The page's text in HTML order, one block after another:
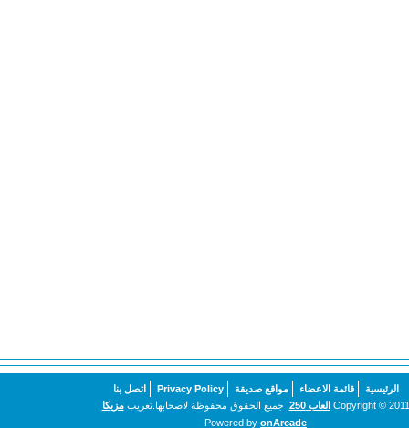
الرئيسية قائمة الاعضاء مواقع صديقة Privacy Policy
اتصل بنا
Copyright © 2011 العاب 250 . جميع الحقوق محفوظة لاصحابها.تعريبمزيكا
Powered by onArcade